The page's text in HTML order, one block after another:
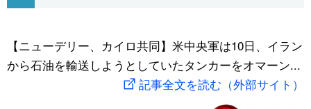
文化
動画/Live
スポーツ・東京2020
【ニューデリー、カイロ共同】米中央軍は10日、イラン
から石油を輸送しようとしていたタンカーをオマーン...
記事全文を読む（外部サイト）